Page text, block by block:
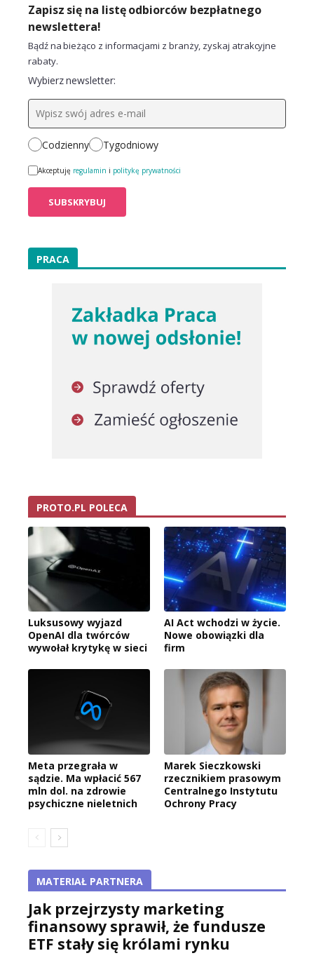
Zapisz się na listę odbiorców bezpłatnego
newslettera!
Bądź na bieżąco z informacjami z branży, zyskaj atrakcyjne
rabaty.
Wybierz newsletter:
Codzienny Tygodniowy
Akceptuję regulamin i politykę prywatności
PRACA
PROTO.PL POLECA
Luksusowy wyjazd
OpenAI dla twórców
wywołał krytykę w sieci
AI Act wchodzi w życie.
Nowe obowiązki dla
firm
Meta przegrała w
sądzie. Ma wpłacić 567
mln dol. na zdrowie
psychiczne nieletnich
Marek Sieczkowski
rzecznikiem prasowym
Centralnego Instytutu
Ochrony Pracy
MATERIAŁ PARTNERA
Jak przejrzysty marketing
finansowy sprawił, że fundusze
ETF stały się królami rynku